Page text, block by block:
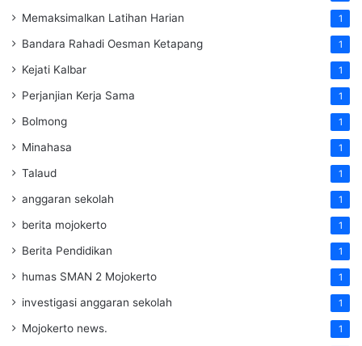
Memaksimalkan Latihan Harian 1
Bandara Rahadi Oesman Ketapang 1
Kejati Kalbar 1
Perjanjian Kerja Sama 1
Bolmong 1
Minahasa 1
Talaud 1
anggaran sekolah 1
berita mojokerto 1
Berita Pendidikan 1
humas SMAN 2 Mojokerto 1
investigasi anggaran sekolah 1
Mojokerto news. 1